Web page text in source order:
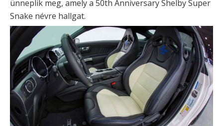
ünneplik meg, amely a 50th Anniversary Shelby Super
Snake névre hallgat.